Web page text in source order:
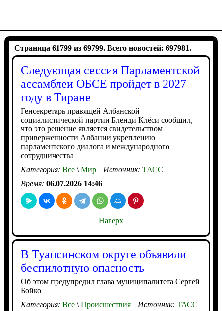
Страница 61799 из 69799. Всего новостей: 697981.
Следующая сессия Парламентской
ассамблеи ОБСЕ пройдет в 2027
году в Тиране
Генсекретарь правящей Албанской
социалистической партии Бленди Клёси сообщил,
что это решение является свидетельством
приверженности Албании укреплению
парламентского диалога и международного
сотрудничества
Категория: Все\Мир Источник: ТАСС
Время: 06.07.2026 14:46
Наверх
В Туапсинском округе объявили
беспилотную опасность
Об этом предупредил глава муниципалитета Сергей
Бойко
Категория: Все\Происшествия Источник: ТАСС